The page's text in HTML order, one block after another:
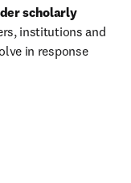
scholarly
institutions and
in response